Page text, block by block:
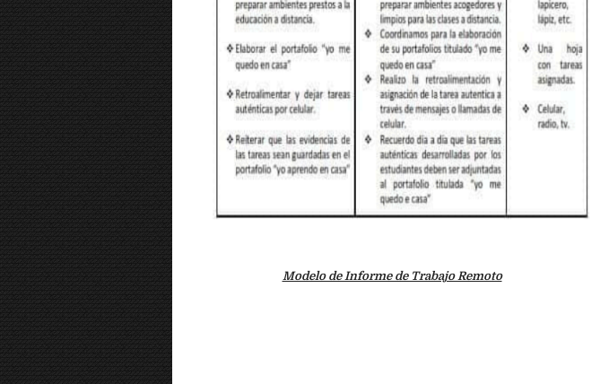
Modelo de Informe de Trabajo Remoto